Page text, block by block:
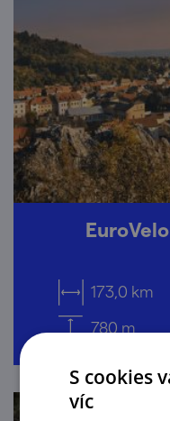
173,0 km
780 m
S cookies
víc